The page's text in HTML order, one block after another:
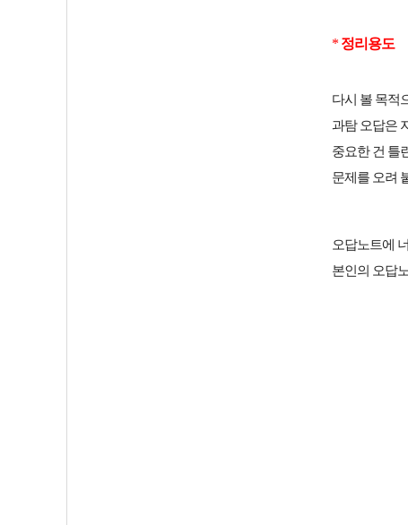
* 정리용도
다시 볼 목적
과탐 오답은
중요한 건 틀
문제를 오려
오답노트에
본인의 오답